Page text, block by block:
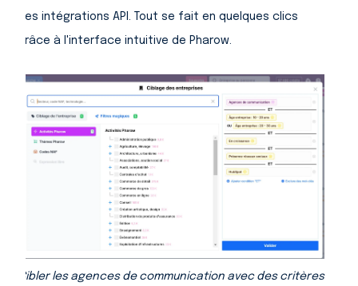
des intégrations API. Tout se fait en quelques clics
grâce à l'interface intuitive de Pharow.
Cibler les agences de communication avec des critères